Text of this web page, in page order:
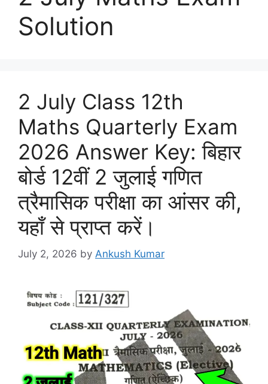
Solution
2 July Class 12th
Maths Quarterly Exam
2026 Answer Key: बिहार
बोर्ड 12वीं 2 जुलाई गणित
त्रैमासिक परीक्षा का आंसर की,
यहाँ से प्राप्त करें।
July 2, 2026 by Ankush Kumar